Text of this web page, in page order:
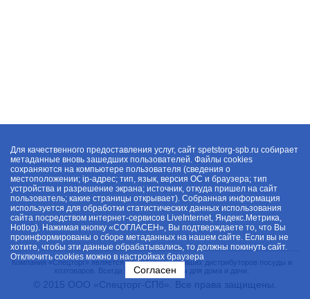
Компания «Спецторг» является одним из крупнейших дистрибуторов посуды и
хозтоваров. Всегда в наличии товары для дома и дачи.
© 2015 ООО «Спецторг-СПб». Все права защищены.
Для качественного предоставления услуг, сайт spetstorg-spb.ru собирает
метаданные вновь зашедших пользователей. Файлы cookies
сохраняются на компьютере пользователя (сведения о
местоположении; ip-адрес; тип, язык, версия ОС и браузера; тип
устройства и разрешение экрана; источник, откуда пришел на сайт
пользователь; какие страницы открывает). Собранная информация
используется для обработки статистических данных использования
сайта посредством интернет-сервисов LiveInternet, Яндекс.Метрика,
Hotlog). Нажимая кнопку «СОГЛАСЕН», Вы подтверждаете то, что Вы
проинформированы о сборе метаданных на нашем сайте. Если вы не
хотите, чтобы эти данные обрабатывались, то должны покинуть сайт.
Отключить cookies можно в настройках браузера
Согласен